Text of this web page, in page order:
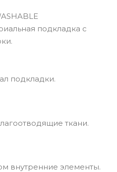
подкладка с
подкладки.
ткани.
внутренние элементы.